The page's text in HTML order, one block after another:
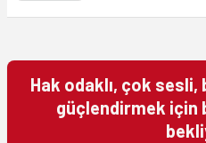
Hak odaklı, çok sesli,
güçlendirmek için